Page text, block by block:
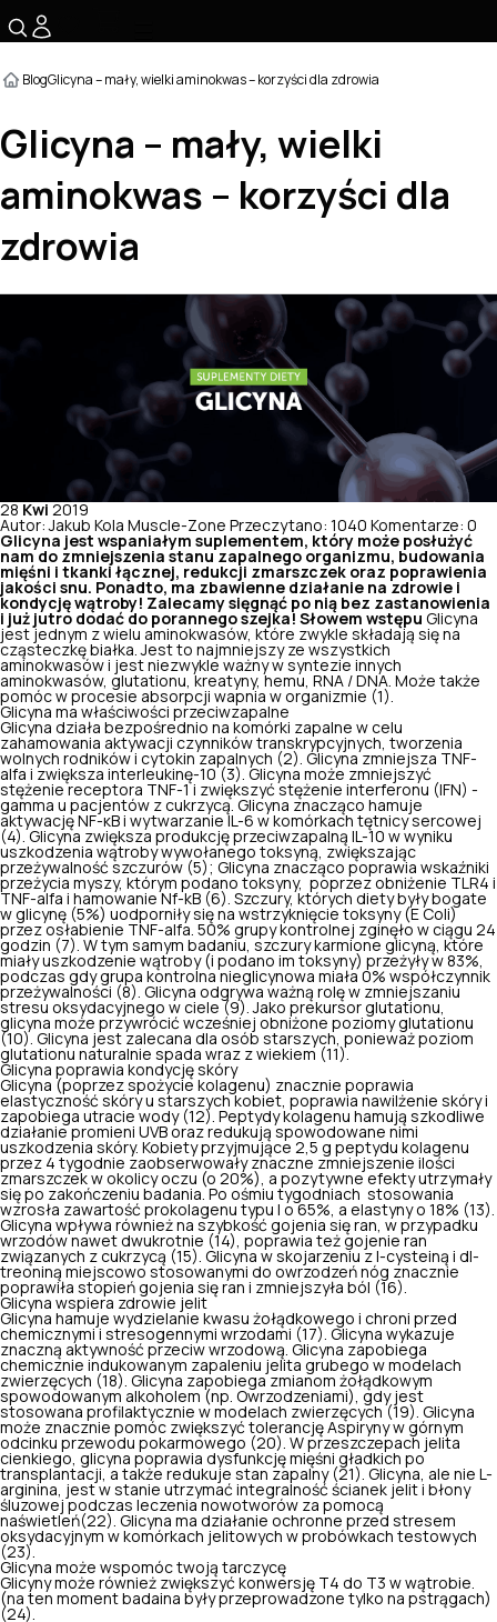
BlogGlicyna – mały, wielki aminokwas – korzyści dla zdrowia
Glicyna – mały, wielki
aminokwas – korzyści dla
zdrowia
28 Kwi 2019
Autor: Jakub Kola Muscle-Zone Przeczytano: 1040 Komentarze: 0
Glicyna jest wspaniałym suplementem, który może posłużyć
nam do zmniejszenia stanu zapalnego organizmu, budowania
mięśni i tkanki łącznej, redukcji zmarszczek oraz poprawienia
jakości snu. Ponadto, ma zbawienne działanie na zdrowie i
kondycję wątroby! Zalecamy sięgnąć po nią bez zastanowienia
i już jutro dodać do porannego szejka! Słowem wstępu Glicyna
jest jednym z wielu aminokwasów, które zwykle składają się na
cząsteczkę białka. Jest to najmniejszy ze wszystkich
aminokwasów i jest niezwykle ważny w syntezie innych
aminokwasów, glutationu, kreatyny, hemu, RNA / DNA. Może także
pomóc w procesie absorpcji wapnia w organizmie (1).
Glicyna ma właściwości przeciwzapalne
Glicyna działa bezpośrednio na komórki zapalne w celu
zahamowania aktywacji czynników transkrypcyjnych, tworzenia
wolnych rodników i cytokin zapalnych (2). Glicyna zmniejsza TNF-
alfa i zwiększa interleukinę-10 (3). Glicyna może zmniejszyć
stężenie receptora TNF-1 i zwiększyć stężenie interferonu (IFN) -
gamma u pacjentów z cukrzycą. Glicyna znacząco hamuje
aktywację NF-κB i wytwarzanie IL-6 w komórkach tętnicy sercowej
(4). Glicyna zwiększa produkcję przeciwzapalną IL-10 w wyniku
uszkodzenia wątroby wywołanego toksyną, zwiększając
przeżywalność szczurów (5); Glicyna znacząco poprawia wskaźniki
przeżycia myszy, którym podano toksyny, poprzez obniżenie TLR4 i
TNF-alfa i hamowanie Nf-kB (6). Szczury, których diety były bogate
w glicynę (5%) uodporniły się na wstrzyknięcie toksyny (E Coli)
przez osłabienie TNF-alfa. 50% grupy kontrolnej zginęło w ciągu 24
godzin (7). W tym samym badaniu, szczury karmione glicyną, które
miały uszkodzenie wątroby (i podano im toksyny) przeżyły w 83%,
podczas gdy grupa kontrolna nieglicynowa miała 0% współczynnik
przeżywalności (8). Glicyna odgrywa ważną rolę w zmniejszaniu
stresu oksydacyjnego w ciele (9). Jako prekursor glutationu,
glicyna może przywrócić wcześniej obniżone poziomy glutationu
(10). Glicyna jest zalecana dla osób starszych, ponieważ poziom
glutationu naturalnie spada wraz z wiekiem (11).
Glicyna poprawia kondycję skóry
Glicyna (poprzez spożycie kolagenu) znacznie poprawia
elastyczność skóry u starszych kobiet, poprawia nawilżenie skóry i
zapobiega utracie wody (12). Peptydy kolagenu hamują szkodliwe
działanie promieni UVB oraz redukują spowodowane nimi
uszkodzenia skóry. Kobiety przyjmujące 2,5 g peptydu kolagenu
przez 4 tygodnie zaobserwowały znaczne zmniejszenie ilości
zmarszczek w okolicy oczu (o 20%), a pozytywne efekty utrzymały
się po zakończeniu badania. Po ośmiu tygodniach stosowania
wzrosła zawartość prokolagenu typu I o 65%, a elastyny o 18% (13).
Glicyna wpływa również na szybkość gojenia się ran, w przypadku
wrzodów nawet dwukrotnie (14), poprawia też gojenie ran
związanych z cukrzycą (15). Glicyna w skojarzeniu z l-cysteiną i dl-
treoniną miejscowo stosowanymi do owrzodzeń nóg znacznie
poprawiła stopień gojenia się ran i zmniejszyła ból (16).
Glicyna wspiera zdrowie jelit
Glicyna hamuje wydzielanie kwasu żołądkowego i chroni przed
chemicznymi i stresogennymi wrzodami (17). Glicyna wykazuje
znaczną aktywność przeciw wrzodową. Glicyna zapobiega
chemicznie indukowanym zapaleniu jelita grubego w modelach
zwierzęcych (18). Glicyna zapobiega zmianom żołądkowym
spowodowanym alkoholem (np. Owrzodzeniami), gdy jest
stosowana profilaktycznie w modelach zwierzęcych (19). Glicyna
może znacznie pomóc zwiększyć tolerancję Aspiryny w górnym
odcinku przewodu pokarmowego (20). W przeszczepach jelita
cienkiego, glicyna poprawia dysfunkcję mięśni gładkich po
transplantacji, a także redukuje stan zapalny (21). Glicyna, ale nie L-
arginina, jest w stanie utrzymać integralność ścianek jelit i błony
śluzowej podczas leczenia nowotworów za pomocą
naświetleń(22). Glicyna ma działanie ochronne przed stresem
oksydacyjnym w komórkach jelitowych w probówkach testowych
(23).
Glicyna może wspomóc twoją tarczycę
Glicyny może również zwiększyć konwersję T4 do T3 w wątrobie.
(na ten moment badaina były przeprowadzone tylko na pstrągach)
(24).